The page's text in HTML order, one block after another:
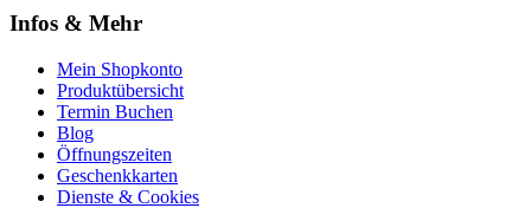
Infos & Mehr
Mein Shopkonto
Produktübersicht
Termin Buchen
Blog
Öffnungszeiten
Geschenkkarten
Dienste & Cookies